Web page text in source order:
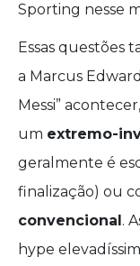
Sporting nesse
Essas questões
a Marcus
Messi”
um extremo-
geralmente é
finalização) ou
convencional .
hype